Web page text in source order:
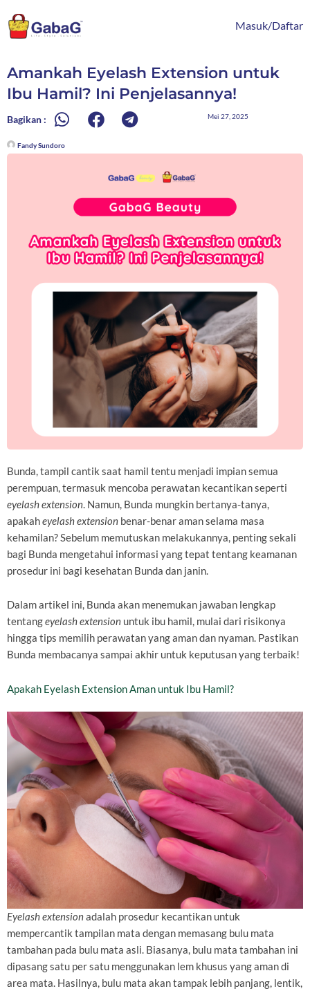
ke
konten
Masuk/Daftar
Amankah Eyelash Extension untuk
Ibu Hamil? Ini Penjelasannya!
Bagikan : Mei 27, 2025
Fandy Sundoro
Bunda, tampil cantik saat hamil tentu menjadi impian semua
perempuan, termasuk mencoba perawatan kecantikan seperti
eyelash extension. Namun, Bunda mungkin bertanya-tanya,
apakaheyelash extension benar-benar aman selama masa
kehamilan? Sebelum memutuskan melakukannya, penting sekali
bagi Bunda mengetahui informasi yang tepat tentang keamanan
prosedur ini bagi kesehatan Bunda dan janin.
Dalam artikel ini, Bunda akan menemukan jawaban lengkap
tentangeyelash extension untuk ibu hamil, mulai dari risikonya
hingga tips memilih perawatan yang aman dan nyaman. Pastikan
Bunda membacanya sampai akhir untuk keputusan yang terbaik!
Apakah Eyelash Extension Aman untuk Ibu Hamil?
Eyelash extensionadalah prosedur kecantikan untuk
mempercantik tampilan mata dengan memasang bulu mata
tambahan pada bulu mata asli. Biasanya, bulu mata tambahan ini
dipasang satu per satu menggunakan lem khusus yang aman di
area mata. Hasilnya, bulu mata akan tampak lebih panjang, lentik,